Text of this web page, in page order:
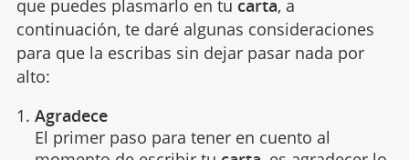
que puedes plasmarlo en tu carta, a
continuación, te daré algunas consideraciones
para que la escribas sin dejar pasar nada por
alto:
Agradece
El primer paso para tener en cuento al